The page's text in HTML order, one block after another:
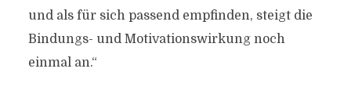
und als für sich passend empfinden, steigt die
Bindungs- und Motivationswirkung noch
einmal an.“